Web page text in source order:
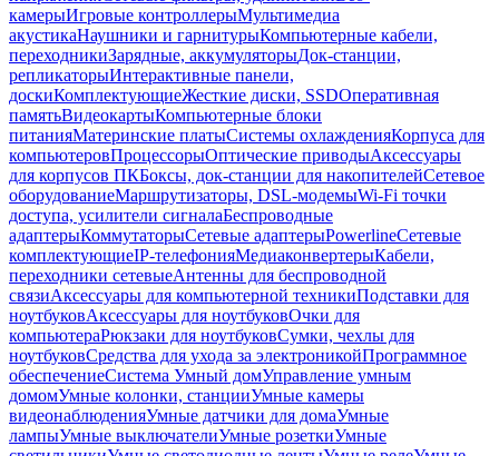
камерыИгровые контроллерыМультимедиа
акустикаНаушники и гарнитурыКомпьютерные кабели,
переходникиЗарядные, аккумуляторыДок-станции,
репликаторыИнтерактивные панели,
доскиКомплектующиеЖесткие диски, SSDОперативная
памятьВидеокартыКомпьютерные блоки
питанияМатеринские платыСистемы охлажденияКорпуса для
компьютеровПроцессорыОптические приводыАксессуары
для корпусов ПКБоксы, док-станции для накопителейСетевое
оборудованиеМаршрутизаторы, DSL-модемыWi-Fi точки
доступа, усилители сигналаБеспроводные
адаптерыКоммутаторыСетевые адаптерыPowerlineСетевые
комплектующиеIP-телефонияМедиаконвертерыКабели,
переходники сетевыеАнтенны для беспроводной
связиАксессуары для компьютерной техникиПодставки для
ноутбуковАксессуары для ноутбуковОчки для
компьютераРюкзаки для ноутбуковСумки, чехлы для
ноутбуковСредства для ухода за электроникойПрограммное
обеспечениеСистема Умный домУправление умным
домомУмные колонки, станцииУмные камеры
видеонаблюденияУмные датчики для домаУмные
лампыУмные выключателиУмные розеткиУмные